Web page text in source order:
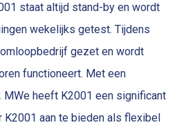
staat altijd stand-by en wordt
wekelijks getest. Tijdens
gezet en wordt
functioneert. Met een
heeft K2001 een significant
aan te bieden als flexibel